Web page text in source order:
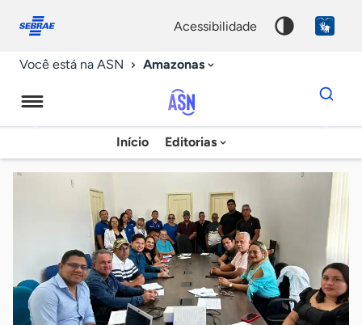
conosco
acessibilidade
Você está na ASN Amazonas
Agência
Sebrae
de
Notícias
Início Editorias
Dados
para
chave